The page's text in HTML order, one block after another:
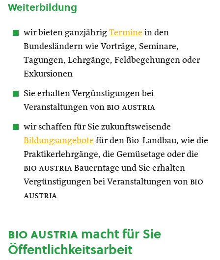
Weiterbildung
wir bieten ganzjährig Termine in den
Bundesländern wie Vorträge, Seminare,
Tagungen, Lehrgänge, Feldbegehungen oder
Exkursionen
Sie erhalten Vergünstigungen bei
Veranstaltungen von bio austria
wir schaffen für Sie zukunftsweisende
Bildungsangebote für den Bio-Landbau, wie die
Praktikerlehrgänge, die Gemüsetage oder die
bio austria Bauerntage und Sie erhalten
Vergünstigungen bei Veranstaltungen von bio
austria
bio austriamacht für Sie
Öffentlichkeitsarbeit